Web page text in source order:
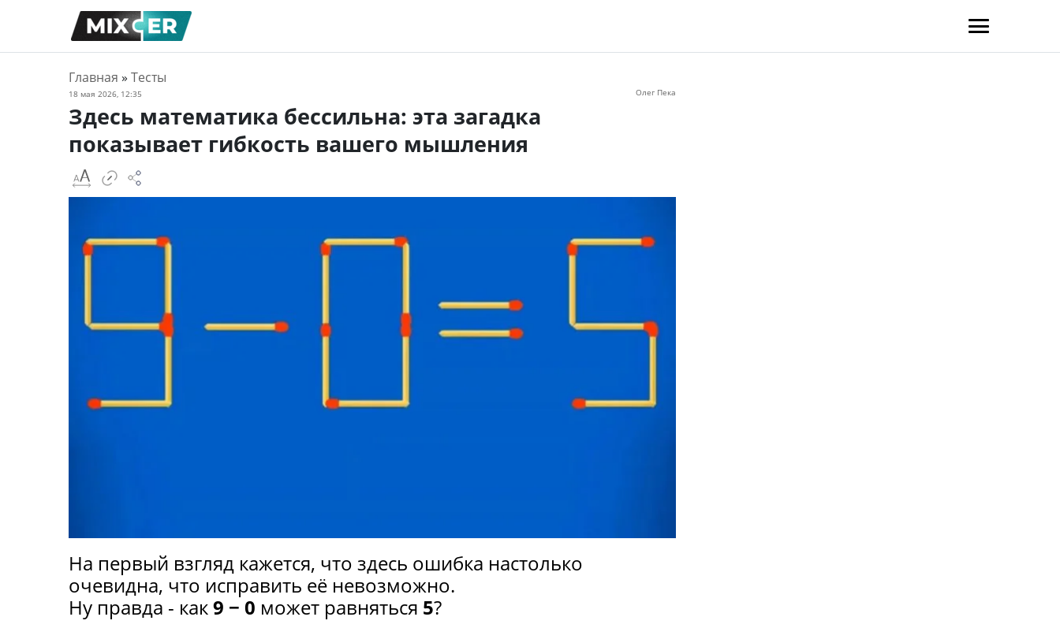
Главная » Тесты
18 мая 2026, 12:35 Олег Пека
Здесь математика бессильна: эта загадка
показывает гибкость вашего мышления
На первый взгляд кажется, что здесь ошибка настолько
очевидна, что исправить её невозможно.
Ну правда - как9 − 0 может равняться 5?